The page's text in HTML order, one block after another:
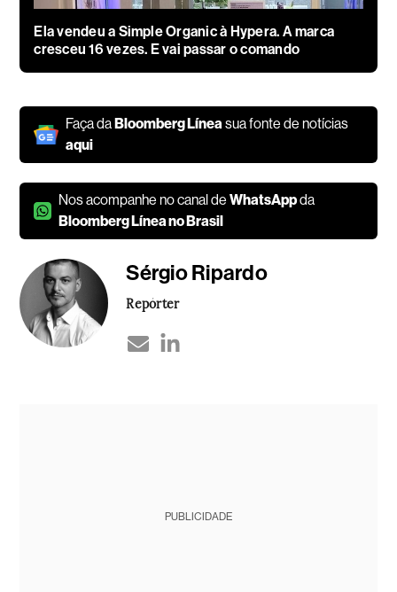
Ela vendeu a Simple Organic à Hypera. A marca
cresceu 16 vezes. E vai passar o comando
Faça daBloomberg Líneasua fonte de notícias
aqui
Nos acompanhe no canal deWhatsAppda
Bloomberg Línea no Brasil
Sérgio Ripardo
Repórter
PUBLICIDADE